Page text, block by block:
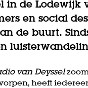
in de Lodewijk
en social
de buurt.
van Deyssel
heeft